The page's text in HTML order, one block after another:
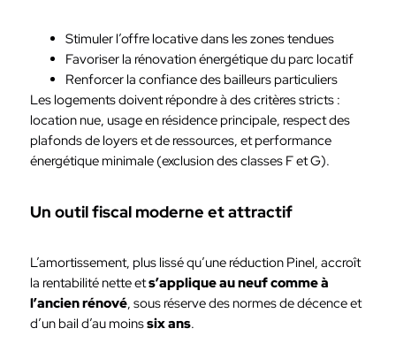
Stimuler l’offre locative dans les zones tendues
Favoriser la rénovation énergétique du parc locatif
Renforcer la confiance des bailleurs particuliers
Les logements doivent répondre à des critères stricts :
location nue, usage en résidence principale, respect des
plafonds de loyers et de ressources, et performance
énergétique minimale (exclusion des classes F et G).
Un outil fiscal moderne et attractif
L’amortissement, plus lissé qu’une réduction Pinel, accroît
la rentabilité nette ets’applique au neuf comme à
l’ancien rénové, sous réserve des normes de décence et
d’un bail d’au moinssix ans.